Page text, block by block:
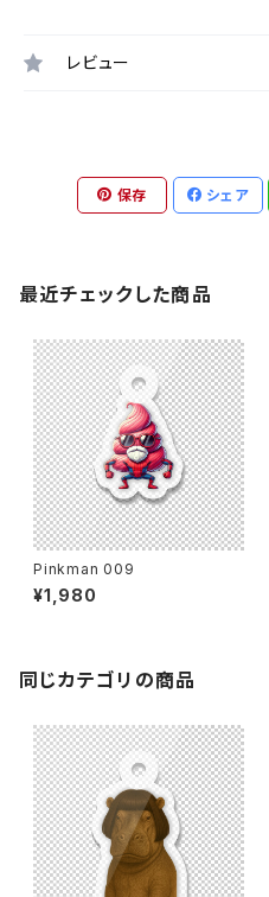
レビュー
保存 シェア
最近チェックした商品
Pinkman 009
¥1,980
同じカテゴリの商品